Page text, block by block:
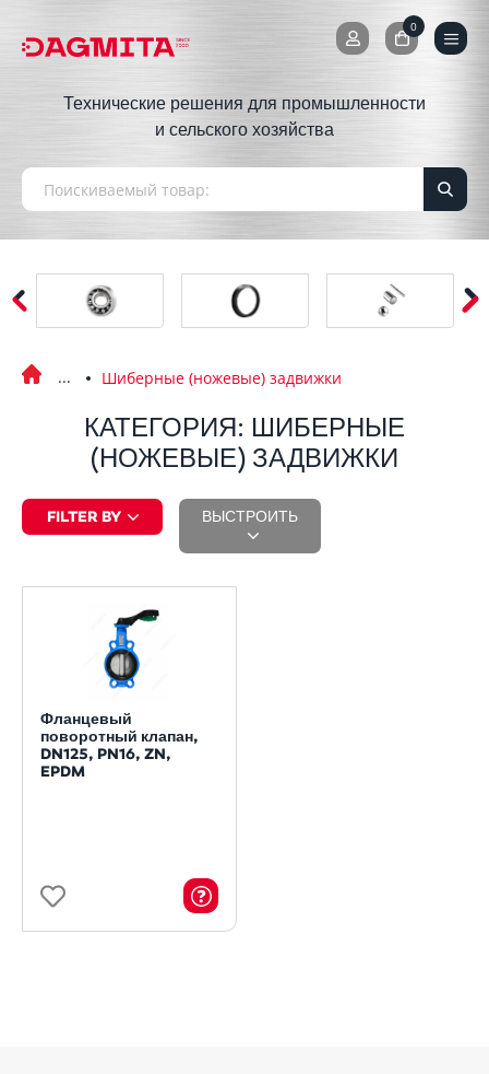
0
0
Технические решения для промышленности
и сельского хозяйства
Шиберные (ножевые) задвижки
КАТЕГОРИЯ: ШИБЕРНЫЕ
(НОЖЕВЫЕ) ЗАДВИЖКИ
FILTER BY ВЫСТРОИТЬ
Фланцевый
поворотный клапан,
DN125, PN16, ZN,
EPDM